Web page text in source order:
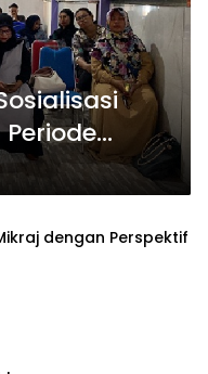
dengan Perspektif